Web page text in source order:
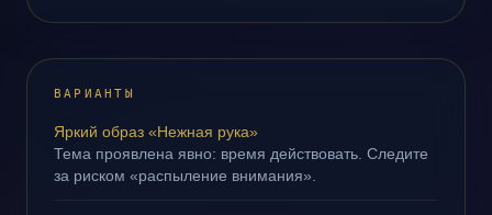
ВАРИАНТЫ
Яркий образ «Нежная рука»
Тема проявлена явно: время действовать. Следите
за риском «распыление внимания».